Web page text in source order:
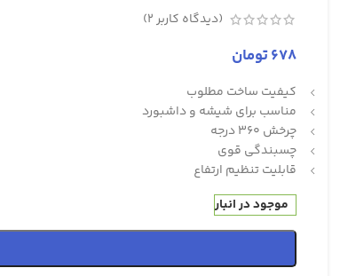
(دیدگاه کاربر2
)
678تومان
کیفیت ساخت مطلوب
مناسب برای شیشه و داشبورد
چرخش 360 درجه
چسبندگی قوی
قابلیت تنظیم ارتفاع
موجود در انبار